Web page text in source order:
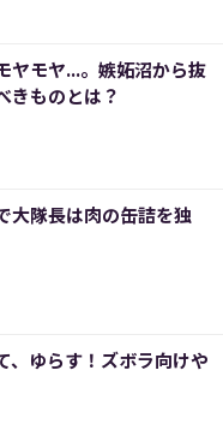
ヤモヤ...。嫉妬沼から抜
きものとは？
大隊長は肉の缶詰を独
、ゆらす！ズボラ向けや